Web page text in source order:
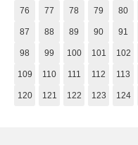
76 77 78 79 80
87 88 89 90 91
98 99 100 101 102
109 110 111 112 113
120 121 122 123 124